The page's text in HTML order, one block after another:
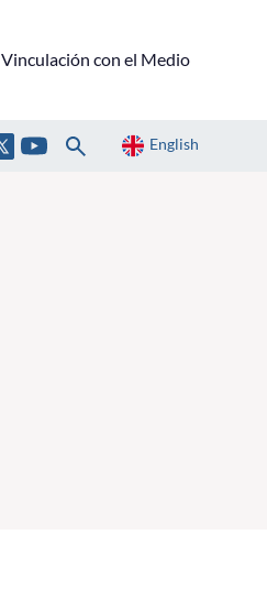
Vinculación con el Medio
English